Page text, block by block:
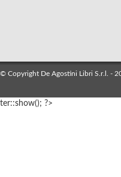
© Copyright De Agostini Libri S.r.l. -
ter::show(); ?>